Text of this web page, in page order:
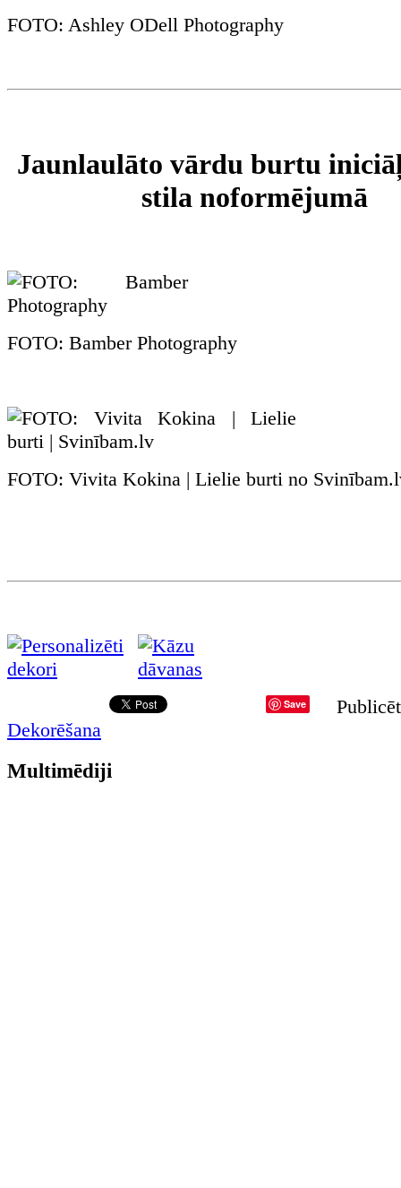
FOTO: Ashley ODell Photography
Jaunlaulāto vārdu burtu
stila noformējumā
FOTO: Bamber Photography
FOTO: Vivita Kokina | Lielie burti no
Save
Dekorēšana
Multimēdiji